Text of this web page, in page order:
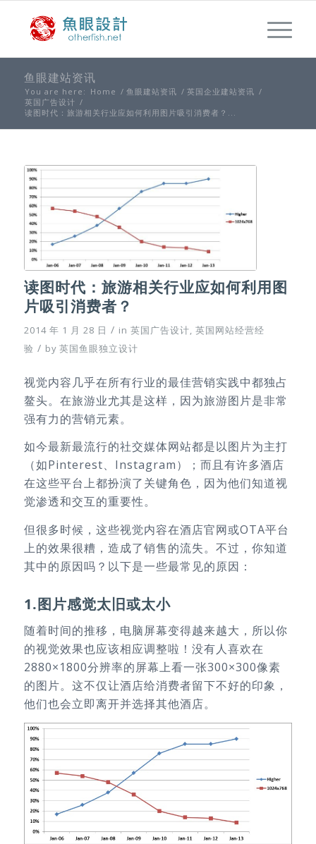
鱼眼建站资讯
You are here: Home / 鱼眼建站资讯 / 英国企业建站资讯 /
英国广告设计 /
读图时代：旅游相关行业应如何利用图片吸引消费者？...
读图时代：旅游相关行业应如何利用图
片吸引消费者？
2014 年 1 月 28 日 / in 英国广告设计, 英国网站经营经
验 / by 英国鱼眼独立设计
视觉内容几乎在所有行业的最佳营销实践中都独占
鳌头。在旅游业尤其是这样，因为旅游图片是非常
强有力的营销元素。
如今最新最流行的社交媒体网站都是以图片为主打
（如Pinterest、Instagram）；而且有许多酒店
在这些平台上都扮演了关键角色，因为他们知道视
觉渗透和交互的重要性。
但很多时候，这些视觉内容在酒店官网或OTA平台
上的效果很糟，造成了销售的流失。不过，你知道
其中的原因吗？以下是一些最常见的原因：
1.图片感觉太旧或太小
随着时间的推移，电脑屏幕变得越来越大，所以你
的视觉效果也应该相应调整啦！没有人喜欢在
2880×1800分辨率的屏幕上看一张300×300像素
的图片。这不仅让酒店给消费者留下不好的印象，
他们也会立即离开并选择其他酒店。